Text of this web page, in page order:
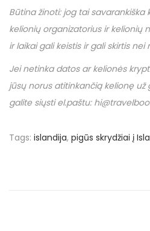
Būtina žinoti: jog tai savarankiška
kelionių organizatorius ir kelionių
ir laikai gali keistis ir gali skirtis
Jei netinka datos ar kelionės
jūsų norus atitinkančią kelionę už
galite siųsti el.paštu:
Tags: islandija, pigūs skrydžiai į